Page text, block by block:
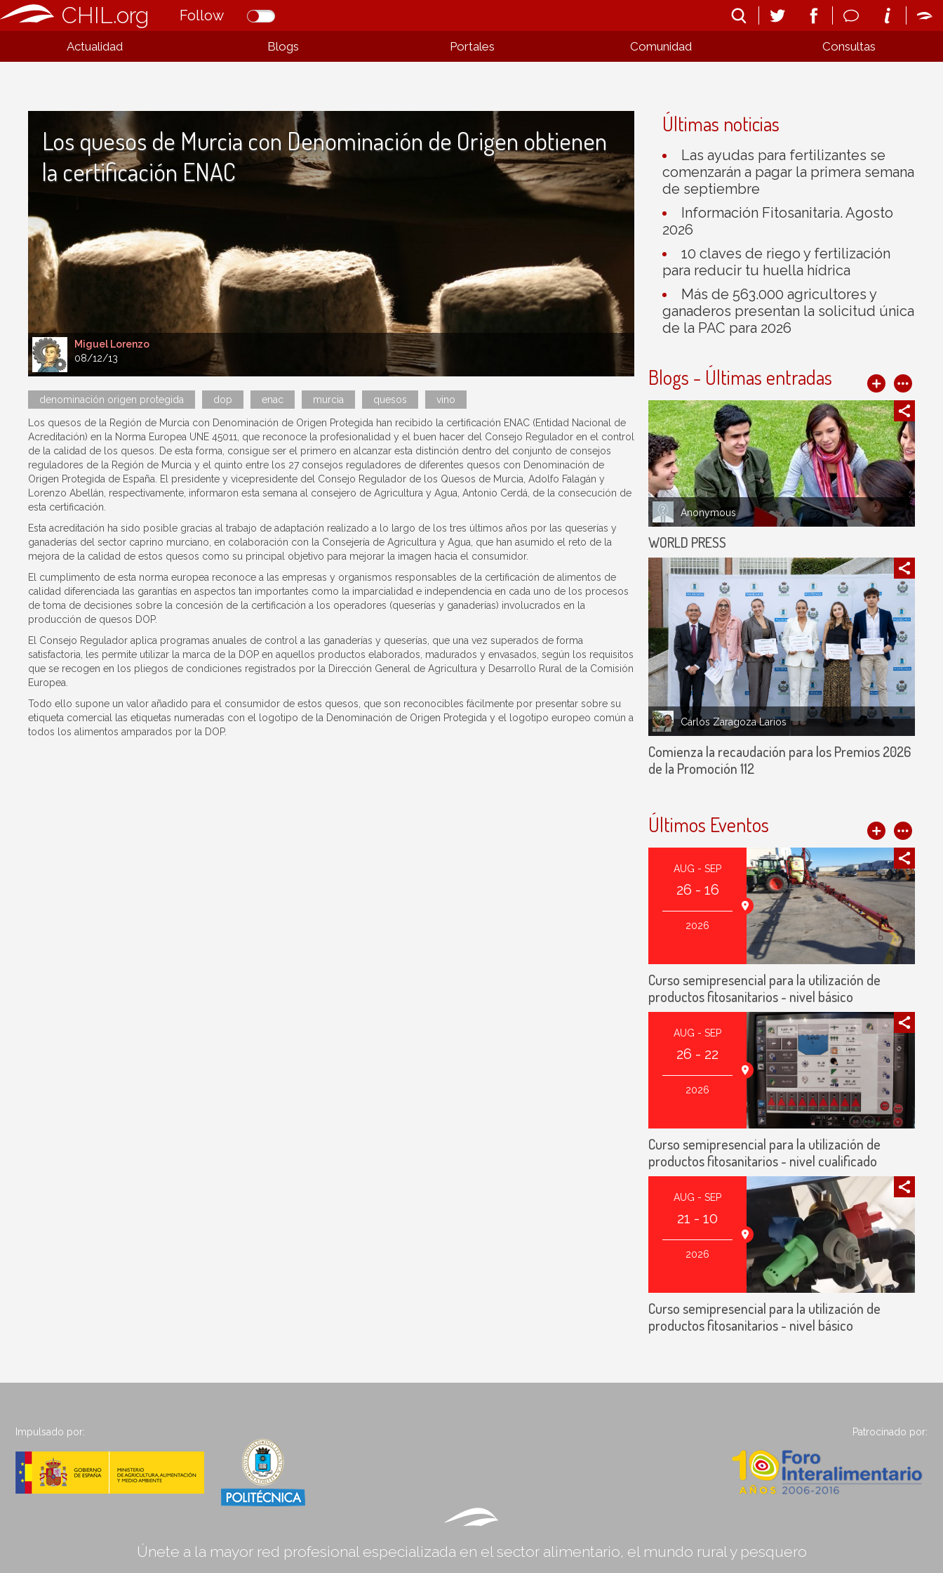
CHIL.org Follow
Actualidad Blogs Portales Comunidad Consultas
Miguel Lorenzo
08/12/13
Los quesos de Murcia con Denominación de Origen obtienen
la certificación ENAC
denominación origen protegida dop enac murcia quesos vino
Los quesos de la Región de Murcia con Denominación de Origen Protegida han recibido la certificación ENAC (Entidad Nacional de
Acreditación) en la Norma Europea UNE 45011, que reconoce la profesionalidad y el buen hacer del Consejo Regulador en el control
de la calidad de los quesos. De esta forma, consigue ser el primero en alcanzar esta distinción dentro del conjunto de consejos
reguladores de la Región de Murcia y el quinto entre los 27 consejos reguladores de diferentes quesos con Denominación de
Origen Protegida de España. El presidente y vicepresidente del Consejo Regulador de los Quesos de Murcia, Adolfo Falagán y
Lorenzo Abellán, respectivamente, informaron esta semana al consejero de Agricultura y Agua, Antonio Cerdá, de la consecución de
esta certificación.
Esta acreditación ha sido posible gracias al trabajo de adaptación realizado a lo largo de los tres últimos años por las queserías y
ganaderías del sector caprino murciano, en colaboración con la Consejería de Agricultura y Agua, que han asumido el reto de la
mejora de la calidad de estos quesos como su principal objetivo para mejorar la imagen hacia el consumidor.
El cumplimento de esta norma europea reconoce a las empresas y organismos responsables de la certificación de alimentos de
calidad diferenciada las garantías en aspectos tan importantes como la imparcialidad e independencia en cada uno de los procesos
de toma de decisiones sobre la concesión de la certificación a los operadores (queserías y ganaderías) involucrados en la
producción de quesos DOP.
El Consejo Regulador aplica programas anuales de control a las ganaderías y queserías, que una vez superados de forma
satisfactoria, les permite utilizar la marca de la DOP en aquellos productos elaborados, madurados y envasados, según los requisitos
que se recogen en los pliegos de condiciones registrados por la Dirección General de Agricultura y Desarrollo Rural de la Comisión
Europea.
Todo ello supone un valor añadido para el consumidor de estos quesos, que son reconocibles fácilmente por presentar sobre su
etiqueta comercial las etiquetas numeradas con el logotipo de la Denominación de Origen Protegida y el logotipo europeo común a
todos los alimentos amparados por la DOP.
Últimas noticias
Las ayudas para fertilizantes se
comenzarán a pagar la primera semana
de septiembre
Información Fitosanitaria. Agosto
2026
10 claves de riego y fertilización
para reducir tu huella hídrica
Más de 563.000 agricultores y
ganaderos presentan la solicitud única
de la PAC para 2026
Blogs - Últimas entradas
Anonymous
WORLD PRESS
Carlos Zaragoza Larios
Comienza la recaudación para los Premios 2026
de la Promoción 112
Últimos Eventos
AUG - SEP
26 - 16
2026
Curso semipresencial para la utilización de
productos fitosanitarios - nivel básico
AUG - SEP
26 - 22
2026
Curso semipresencial para la utilización de
productos fitosanitarios - nivel cualificado
AUG - SEP
21 - 10
2026
Curso semipresencial para la utilización de
productos fitosanitarios - nivel básico
Impulsado por: Patrocinado por:
Únete a la mayor red profesional especializada en el sector alimentario, el mundo rural y pesquero